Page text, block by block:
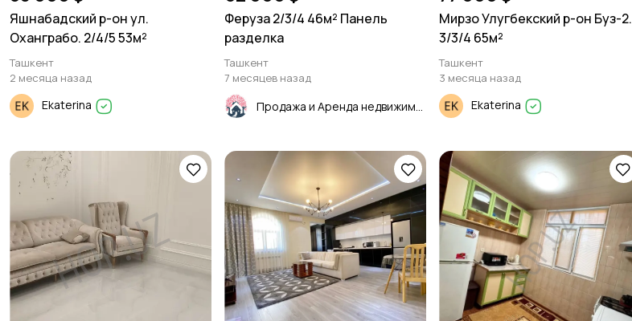
Яшнабадский р-он ул.
Оханграбо. 2/4/5 53м²
Ташкент
2 месяца назад
Ekaterina
Феруза 2/3/4 46м² Панель
разделка
Ташкент
7 месяцев назад
Мирзо Улугбекский р-он Буз-2.
3/3/4 65м²
Ташкент
3 месяца назад
Ekaterina